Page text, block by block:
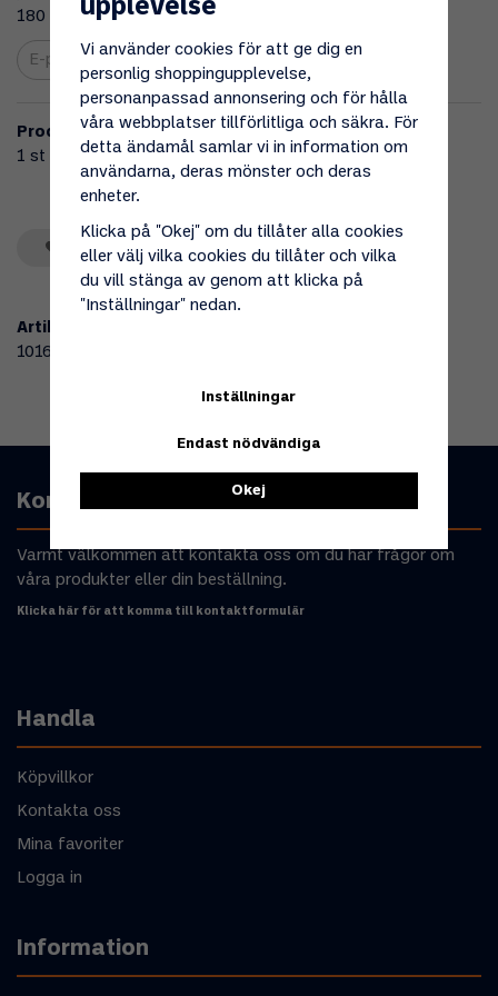
180 dagar.
Produktbeskrivning:
1 st planpackning 14x20x2 mm.
Spara som favorit
Artikelnummer:
101675
Kontakta oss
Varmt välkommen att kontakta oss om du har frågor om
våra produkter eller din beställning.
Klicka här för att komma till kontaktformulär
Handla
Köpvillkor
Kontakta oss
Mina favoriter
Logga in
Information
upplevelse
Vi använder cookies för att ge dig en
personlig shoppingupplevelse,
personanpassad annonsering och för hålla
våra webbplatser tillförlitliga och säkra. För
detta ändamål samlar vi in information om
användarna, deras mönster och deras
enheter.
Klicka på "Okej" om du tillåter alla cookies
eller välj vilka cookies du tillåter och vilka
du vill stänga av genom att klicka på
"Inställningar" nedan.
Inställningar
Endast nödvändiga
Okej